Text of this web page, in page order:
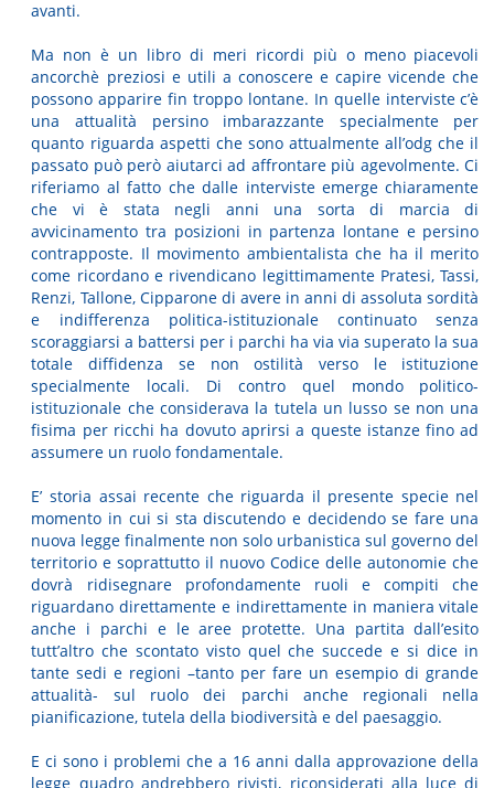
avanti.
Ma non è un libro di meri ricordi più o meno piacevoli
ancorchè preziosi e utili a conoscere e capire vicende che
possono apparire fin troppo lontane. In quelle interviste c’è
una attualità persino imbarazzante specialmente per
quanto riguarda aspetti che sono attualmente all’odg che il
passato può però aiutarci ad affrontare più agevolmente. Ci
riferiamo al fatto che dalle interviste emerge chiaramente
che vi è stata negli anni una sorta di marcia di
avvicinamento tra posizioni in partenza lontane e persino
contrapposte. Il movimento ambientalista che ha il merito
come ricordano e rivendicano legittimamente Pratesi, Tassi,
Renzi, Tallone, Cipparone di avere in anni di assoluta sordità
e indifferenza politica-istituzionale continuato senza
scoraggiarsi a battersi per i parchi ha via via superato la sua
totale diffidenza se non ostilità verso le istituzione
specialmente locali. Di contro quel mondo politico-
istituzionale che considerava la tutela un lusso se non una
fisima per ricchi ha dovuto aprirsi a queste istanze fino ad
assumere un ruolo fondamentale.
E’ storia assai recente che riguarda il presente specie nel
momento in cui si sta discutendo e decidendo se fare una
nuova legge finalmente non solo urbanistica sul governo del
territorio e soprattutto il nuovo Codice delle autonomie che
dovrà ridisegnare profondamente ruoli e compiti che
riguardano direttamente e indirettamente in maniera vitale
anche i parchi e le aree protette. Una partita dall’esito
tutt’altro che scontato visto quel che succede e si dice in
tante sedi e regioni –tanto per fare un esempio di grande
attualità- sul ruolo dei parchi anche regionali nella
pianificazione, tutela della biodiversità e del paesaggio.
E ci sono i problemi che a 16 anni dalla approvazione della
legge quadro andrebbero rivisti, riconsiderati alla luce di